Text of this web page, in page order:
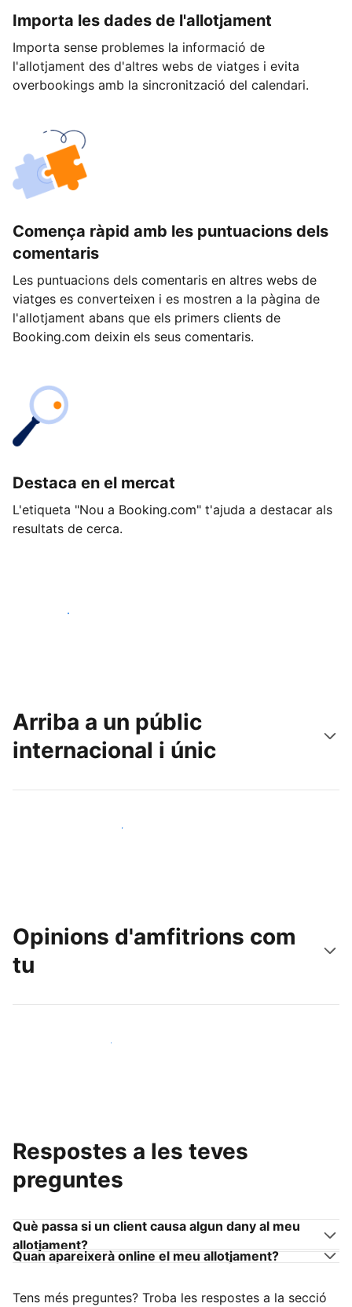
Importa les dades de l'allotjament
Importa sense problemes la informació de
l'allotjament des d'altres webs de viatges i evita
overbookings amb la sincronització del calendari.
Comença ràpid amb les puntuacions dels
comentaris
Les puntuacions dels comentaris en altres webs de
viatges es converteixen i es mostren a la pàgina de
l'allotjament abans que els primers clients de
Booking.com deixin els seus comentaris.
Destaca en el mercat
L'etiqueta "Nou a Booking.com" t'ajuda a destacar als
resultats de cerca.
Comença avui
Arriba a un públic
internacional i únic
Arriba a nous clients avui mateix
Opinions d'amfitrions com
tu
Uneix-te a amfitrions com tu
Respostes a les teves
preguntes
Què passa si un client causa algun dany al meu
allotjament?
Quan apareixerà online el meu allotjament?
Tens més preguntes? Troba les respostes a la secció